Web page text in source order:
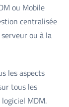
ou Mobile
centralisée
ou à la
les aspects
tous les
MDM.